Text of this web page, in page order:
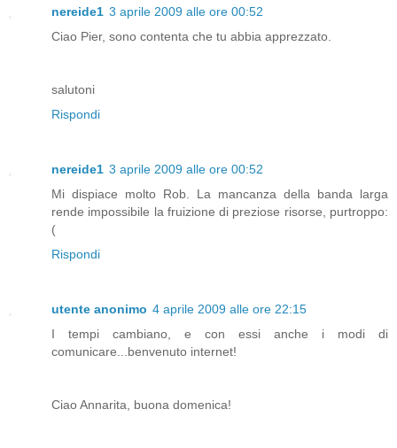
nereide1 3 aprile 2009 alle ore 00:52
Ciao Pier, sono contenta che tu abbia apprezzato.
salutoni
Rispondi
nereide1 3 aprile 2009 alle ore 00:52
Mi dispiace molto Rob. La mancanza della banda larga
rende impossibile la fruizione di preziose risorse, purtroppo:
(
Rispondi
utente anonimo 4 aprile 2009 alle ore 22:15
I tempi cambiano, e con essi anche i modi di
comunicare...benvenuto internet!
Ciao Annarita, buona domenica!